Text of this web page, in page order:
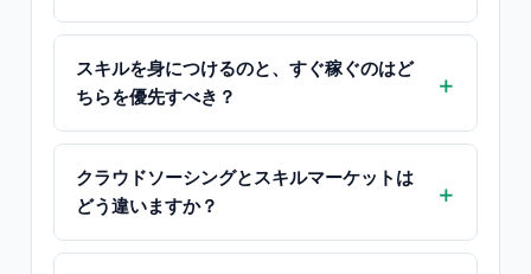
スキルを身につけるのと、すぐ稼ぐのはど
ちらを優先すべき？
クラウドソーシングとスキルマーケットは
どう違いますか？